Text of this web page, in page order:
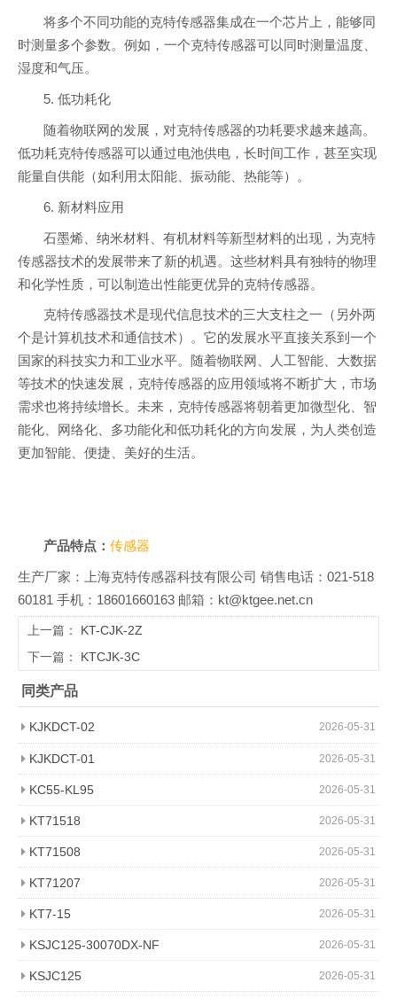
将多个不同功能的克特传感器集成在一个芯片上，能够同
时测量多个参数。例如，一个克特传感器可以同时测量温度、
湿度和气压。
5. 低功耗化
随着物联网的发展，对克特传感器的功耗要求越来越高。
低功耗克特传感器可以通过电池供电，长时间工作，甚至实现
能量自供能（如利用太阳能、振动能、热能等）。
6. 新材料应用
石墨烯、纳米材料、有机材料等新型材料的出现，为克特
传感器技术的发展带来了新的机遇。这些材料具有独特的物理
和化学性质，可以制造出性能更优异的克特传感器。
克特传感器技术是现代信息技术的三大支柱之一（另外两
个是计算机技术和通信技术）。它的发展水平直接关系到一个
国家的科技实力和工业水平。随着物联网、人工智能、大数据
等技术的快速发展，克特传感器的应用领域将不断扩大，市场
需求也将持续增长。未来，克特传感器将朝着更加微型化、智
能化、网络化、多功能化和低功耗化的方向发展，为人类创造
更加智能、便捷、美好的生活。
产品特点：传感器
生产厂家：上海克特传感器科技有限公司 销售电话：021-518
60181 手机：18601660163 邮箱：kt@ktgee.net.cn
上一篇： KT-CJK-2Z
下一篇： KTCJK-3C
同类产品
2026-05-31
KJKDCT-02
2026-05-31
KJKDCT-01
2026-05-31
KC55-KL95
2026-05-31
KT71518
2026-05-31
KT71508
2026-05-31
KT71207
2026-05-31
KT7-15
2026-05-31
KSJC125-30070DX-NF
2026-05-31
KSJC125